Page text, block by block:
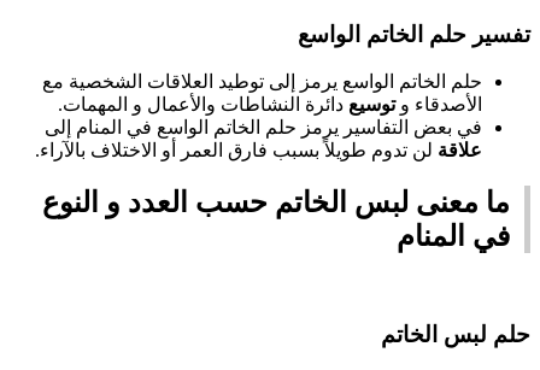
تفسير حلم الخاتم الواسع
حلم الخاتم الواسع يرمز إلى توطيد العلاقات الشخصية مع
الأصدقاء وتوسيع دائرة النشاطات والأعمال و المهمات.
في بعض التفاسير يرمز حلم الخاتم الواسع في المنام إلى
علاقة لن تدوم طويلاً بسبب فارق العمر أو الاختلاف بالآراء.
ما معنى لبس الخاتم حسب العدد و النوع
في المنام
حلم لبس الخاتم